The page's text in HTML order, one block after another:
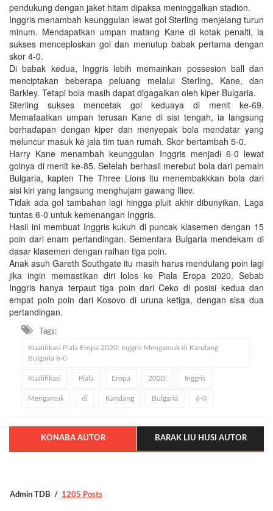
pendukung dengan jaket hitam dipaksa meninggalkan stadion.
Inggris menambah keunggulan lewat gol Sterling menjelang turun
minum. Mendapatkan umpan matang Kane di kotak penalti, ia
sukses menceploskan gol dan menutup babak pertama dengan
skor 4-0.
Di babak kedua, Inggris lebih memainkan possesion ball dan
menciptakan beberapa peluang melalui Sterling, Kane, dan
Barkley. Tetapi bola masih dapat digagalkan oleh kiper Bulgaria.
Sterling sukses mencetak gol keduaya di menit ke-69.
Memafaatkan umpan terusan Kane di sisi tengah, ia langsung
berhadapan dengan kiper dan menyepak bola mendatar yang
meluncur masuk ke jala tim tuan rumah. Skor bertambah 5-0.
Harry Kane menambah keunggulan Inggris menjadi 6-0 lewat
golnya di menit ke-85. Setelah berhasil merebut bola dari pemain
Bulgaria, kapten The Three Lions itu menembakkkan bola dari
sisi kiri yang langsung menghujam gawang Iliev.
Tidak ada gol tambahan lagi hingga pluit akhir dibunyikan. Laga
tuntas 6-0 untuk kemenangan Inggris.
Hasil ini membuat Inggris kukuh di puncak klasemen dengan 15
poin dari enam pertandingan. Sementara Bulgaria mendekam di
dasar klasemen dengan raihan tiga poin.
Anak asuh Gareth Southgate itu masih harus mendulang poin lagi
jika ingin memastikan diri lolos ke Piala Eropa 2020. Sebab
Inggris hanya terpaut tiga poin dari Ceko di posisi kedua dan
empat poin poin dari Kosovo di uruna ketiga, dengan sisa dua
pertandingan.
Tags:
Kualifikasi Piala Eropa 2020: Inggris Mengamuk di Kandang
Bulgaria 6-0
Kualifikasi Piala Eropa 2020: Inggris
Mengamuk di Kandang Bulgaria 6-0
KONABA AUTOR BARAK LIU HUSI AUTOR
Admin TDB 1205 Posts